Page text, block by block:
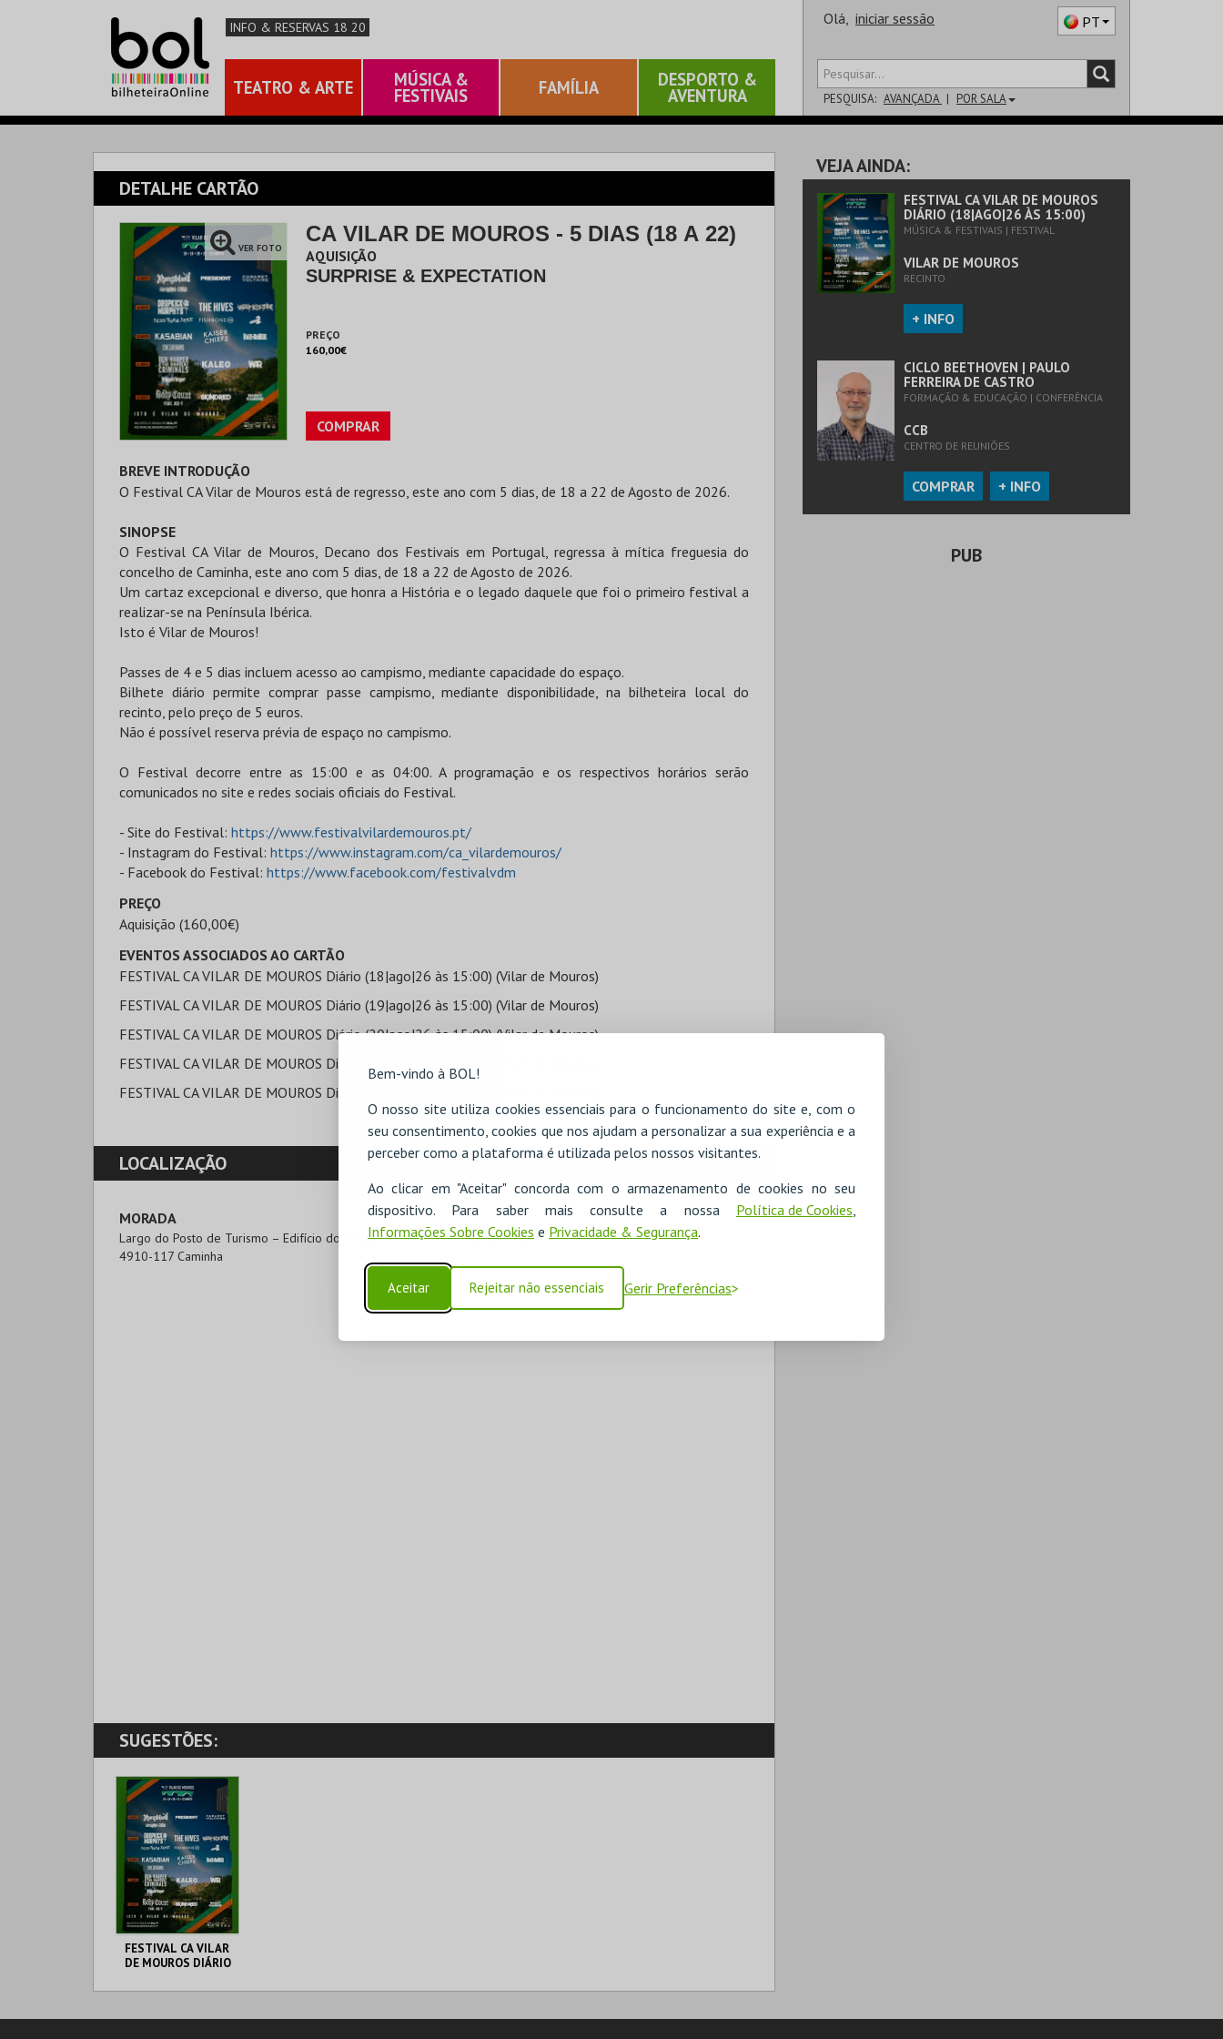
Bem-vindo à BOL!
O nosso site utiliza cookies essenciais para o funcionamento do site e, com o
seu consentimento, cookies que nos ajudam a personalizar a sua experiência e a
perceber como a plataforma é utilizada pelos nossos visitantes.
Ao clicar em "Aceitar" concorda com o armazenamento de cookies no seu
dispositivo. Para saber mais consulte a nossa Política de Cookies,
Informações Sobre Cookies e Privacidade & Segurança.
Aceitar Rejeitar não essenciais Gerir Preferências
INFO & RESERVAS 18 20
TEATRO & ARTE MÚSICA &
FESTIVAIS FAMÍLIA DESPORTO &
AVENTURA
Olá, iniciar sessão PT
PESQUISA: AVANÇADA POR SALA
SALA
DETALHE CARTÃO
VER FOTO
CA VILAR DE MOUROS - 5 DIAS (18 A 22)
AQUISIÇÃO
SURPRISE & EXPECTATION
PREÇO
160,00€
COMPRAR
BREVE INTRODUÇÃO
O Festival CA Vilar de Mouros está de regresso, este ano com 5 dias, de 18 a 22 de Agosto de 2026.
SINOPSE
O Festival CA Vilar de Mouros, Decano dos Festivais em Portugal, regressa à mítica freguesia do
concelho de Caminha, este ano com 5 dias, de 18 a 22 de Agosto de 2026.
Um cartaz excepcional e diverso, que honra a História e o legado daquele que foi o primeiro festival a
realizar-se na Península Ibérica.
Isto é Vilar de Mouros!
Passes de 4 e 5 dias incluem acesso ao campismo, mediante capacidade do espaço.
Bilhete diário permite comprar passe campismo, mediante disponibilidade, na bilheteira local do
recinto, pelo preço de 5 euros.
Não é possível reserva prévia de espaço no campismo.
O Festival decorre entre as 15:00 e as 04:00. A programação e os respectivos horários serão
comunicados no site e redes sociais oficiais do Festival.
- Site do Festival: https://www.festivalvilardemouros.pt/
- Instagram do Festival: https://www.instagram.com/ca_vilardemouros/
- Facebook do Festival: https://www.facebook.com/festivalvdm
PREÇO
Aquisição (160,00€)
EVENTOS ASSOCIADOS AO CARTÃO
FESTIVAL CA VILAR DE MOUROS Diário (18|ago|26 às 15:00) (Vilar de Mouros)
FESTIVAL CA VILAR DE MOUROS Diário (19|ago|26 às 15:00) (Vilar de Mouros)
FESTIVAL CA VILAR DE MOUROS Diário (20|ago|26 às 15:00) (Vilar de Mouros)
FESTIVAL CA VILAR DE MOUROS Diário (21|ago|26 às 15:00) (Vilar de Mouros)
FESTIVAL CA VILAR DE MOUROS Diário (22|ago|26 às 15:00) (Vilar de Mouros)
LOCALIZAÇÃO RESERVAR HOTEL ALUGAR VIATURA
MORADA
Largo do Posto de Turismo – Edifício do Antigo Posto de Turismo, Sem Número
4910-117 Caminha
SUGESTÕES:
FESTIVAL CA VILAR
DE MOUROS DIÁRIO
VEJA AINDA:
FESTIVAL CA VILAR DE MOUROS
DIÁRIO (18|AGO|26 ÀS 15:00)
MÚSICA & FESTIVAIS | FESTIVAL
VILAR DE MOUROS
RECINTO
+ INFO
CICLO BEETHOVEN | PAULO
FERREIRA DE CASTRO
FORMAÇÃO & EDUCAÇÃO | CONFERÊNCIA
CCB
CENTRO DE REUNIÕES
COMPRAR + INFO
PUB